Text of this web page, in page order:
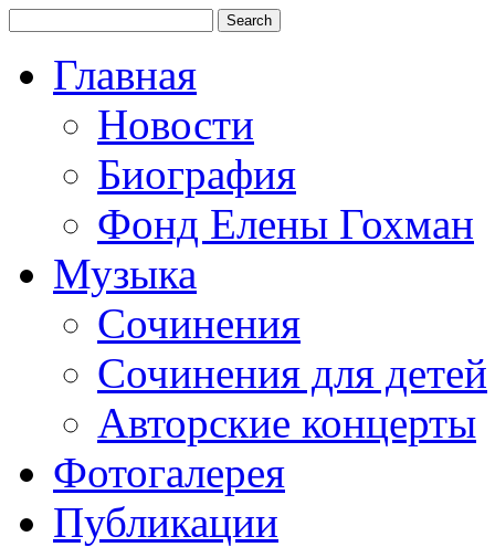
Главная
Новости
Биография
Фонд Елены Гохман
Музыка
Сочинения
Сочинения для детей
Авторские концерты
Фотогалерея
Публикации